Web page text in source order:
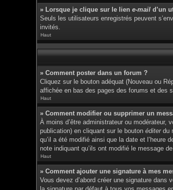
» Lorsque je clique sur le lien e-mail d’un
Seuls les utilisateurs enregistrés peuvent
invités.
Haut
» Comment poster dans un forum ?
Cliquez sur le bouton adéquat (Nouveau ou
affichée en bas des pages des forums et des
Haut
» Comment modifier ou supprimer un
À moins d’être administrateur ou
publication) en cliquant sur le bouton éditerdu
qu’il a été modifié ainsi que la date et l’heure
note indiquant qu’ils ont modifié le message
Haut
» Comment ajouter une signature à mes
Vous devez d’abord créer une signature